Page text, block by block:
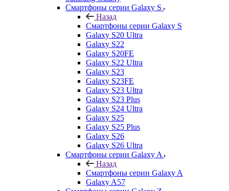
Смартфоны серии Galaxy S
Назад
Смартфоны серии Galaxy S
Galaxy S20 Ultra
Galaxy S22
Galaxy S20FE
Galaxy S22 Ultra
Galaxy S23
Galaxy S23FE
Galaxy S23 Ultra
Galaxy S23 Plus
Galaxy S24 Ultra
Galaxy S25
Galaxy S25 Plus
Galaxy S26
Galaxy S26 Ultra
Смартфоны серии Galaxy A
Назад
Смартфоны серии Galaxy A
Galaxy A57